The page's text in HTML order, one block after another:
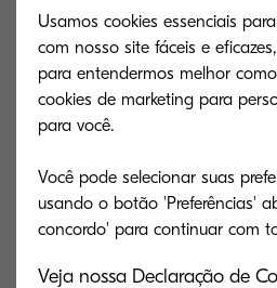
Target argumenta que um
inventário e rastreamento
distribuição de aplicativos
aplicativos empresariais,
aplicativo de senha, lista de
bloqueio de aplicativos e
criptografia de dados.
Dentro da esfera do
Usamos cookies essenciais
com nosso site fáceis e
para entendermos melhor
cookies de marketing para
para você.
Você pode selecionar suas
usando o botão 'Preferências'
Veja nossa Declaração de